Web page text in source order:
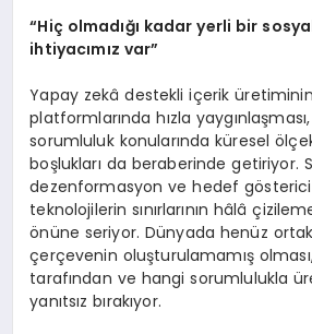
“Hiç olmadığı kadar yerli bir
ihtiyacımız var”
Yapay zekâ destekli içerik
platformlarında hızla
sorumluluk konularında küresel
boşlukları da beraberinde getiriyor.
dezenformasyon ve hedef
teknolojilerin sınırlarının hâlâ
önüne seriyor. Dünyada henüz
çerçevenin oluşturulamamış
tarafından ve hangi sorumlulukla
yanıtsız bırakıyor.